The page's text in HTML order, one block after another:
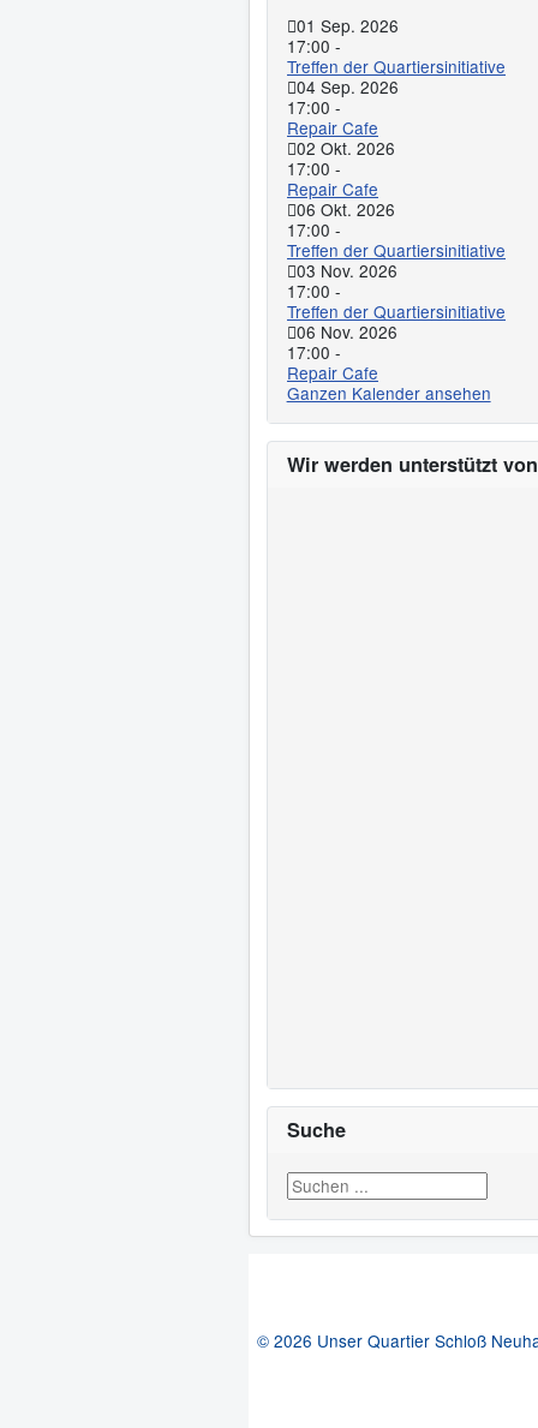
01 Sep. 2026
17:00 -
Treffen der Quartiersinitiative
04 Sep. 2026
17:00 -
Repair Cafe
02 Okt. 2026
17:00 -
Repair Cafe
06 Okt. 2026
17:00 -
Treffen der Quartiersinitiative
03 Nov. 2026
17:00 -
Treffen der Quartiersinitiative
06 Nov. 2026
17:00 -
Repair Cafe
Ganzen Kalender ansehen
Wir werden unterstützt
Suche
Suchen ...
© 2026 Unser Quartier Schloß